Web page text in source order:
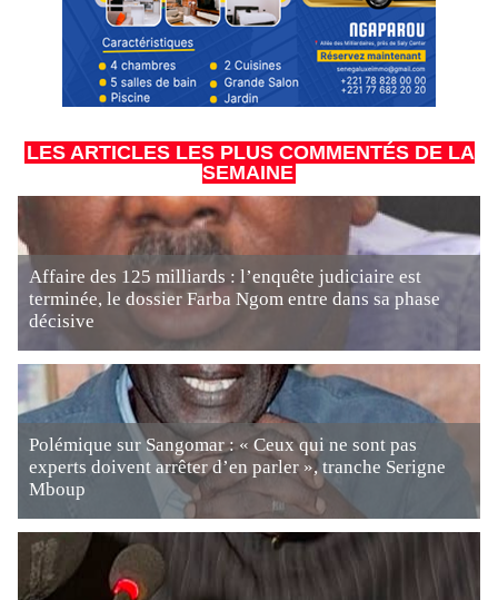
LES ARTICLES LES PLUS COMMENTÉS DE LA
SEMAINE
Affaire des 125 milliards : l’enquête judiciaire est
terminée, le dossier Farba Ngom entre dans sa phase
décisive
Polémique sur Sangomar : « Ceux qui ne sont pas
experts doivent arrêter d’en parler », tranche Serigne
Mboup